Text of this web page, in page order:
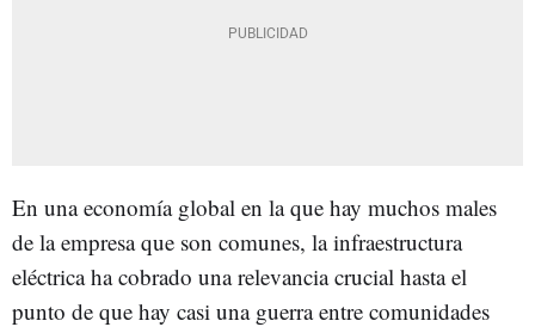
En una economía global en la que hay muchos males
de la empresa que son comunes, la infraestructura
eléctrica ha cobrado una relevancia crucial hasta el
punto de que hay casi una guerra entre comunidades